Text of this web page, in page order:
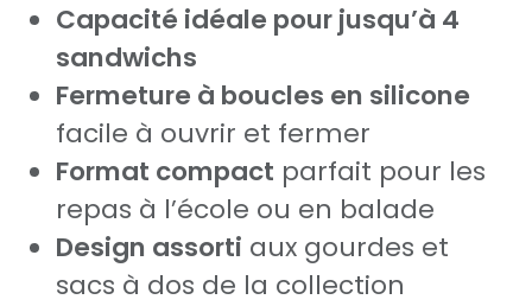
Capacité idéale pour jusqu’à 4
sandwichs
Fermeture à boucles en silicone
facile à ouvrir et fermer
Format compact parfait pour les
repas à l’école ou en balade
Design assorti aux gourdes et
sacs à dos de la collection